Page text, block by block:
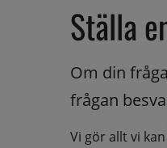
Ställa
Om din
frågan
Vi gör allt vi